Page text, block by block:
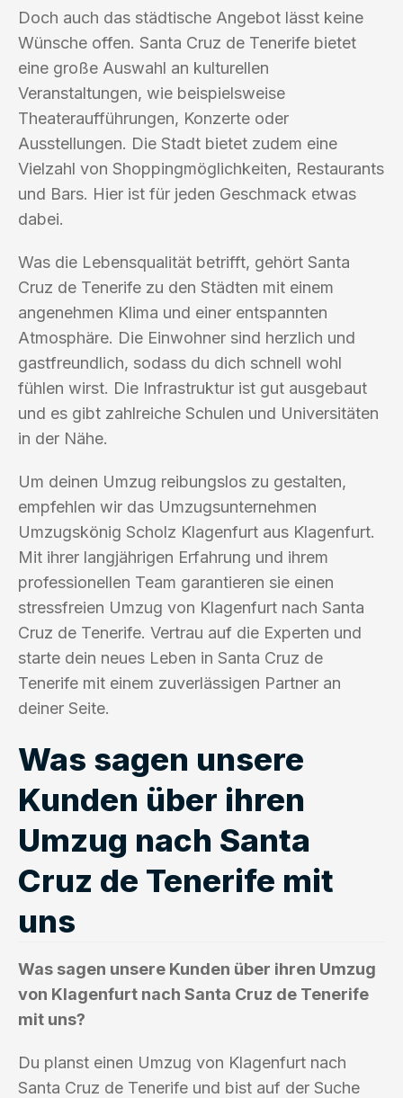
Doch auch das städtische Angebot lässt keine
Wünsche offen. Santa Cruz de Tenerife bietet
eine große Auswahl an kulturellen
Veranstaltungen, wie beispielsweise
Theateraufführungen, Konzerte oder
Ausstellungen. Die Stadt bietet zudem eine
Vielzahl von Shoppingmöglichkeiten, Restaurants
und Bars. Hier ist für jeden Geschmack etwas
dabei.
Was die Lebensqualität betrifft, gehört Santa
Cruz de Tenerife zu den Städten mit einem
angenehmen Klima und einer entspannten
Atmosphäre. Die Einwohner sind herzlich und
gastfreundlich, sodass du dich schnell wohl
fühlen wirst. Die Infrastruktur ist gut ausgebaut
und es gibt zahlreiche Schulen und Universitäten
in der Nähe.
Um deinen Umzug reibungslos zu gestalten,
empfehlen wir das Umzugsunternehmen
Umzugskönig Scholz Klagenfurt aus Klagenfurt.
Mit ihrer langjährigen Erfahrung und ihrem
professionellen Team garantieren sie einen
stressfreien Umzug von Klagenfurt nach Santa
Cruz de Tenerife. Vertrau auf die Experten und
starte dein neues Leben in Santa Cruz de
Tenerife mit einem zuverlässigen Partner an
deiner Seite.
Was sagen unsere
Kunden über ihren
Umzug nach Santa
Cruz de Tenerife mit
uns
Was sagen unsere Kunden über ihren Umzug
von Klagenfurt nach Santa Cruz de Tenerife
mit uns?
Du planst einen Umzug von Klagenfurt nach
Santa Cruz de Tenerife und bist auf der Suche